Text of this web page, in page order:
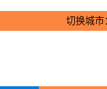
切换城市